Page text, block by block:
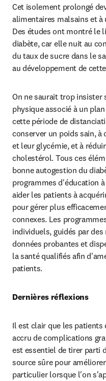
Cet isolement prolongé
alimentaires malsains et
Des études ont montré le
diabète, car elle nuit au
du taux de sucre dans le
au développement de
On ne saurait trop insister
physique associé à un
cette période de
conserver un poids sain,
et leur glycémie, et à
cholestérol. Tous ces
bonne autogestion du
programmes d'éducation
aider les patients à
pour gérer plus
connexes. Les
individuels, guidés par
données probantes et
la santé qualifiés afin
patients.
Dernières réflexions
Il est clair que les
accru de complications
est essentiel de tirer parti
source sûre pour
particulier lorsque l'on